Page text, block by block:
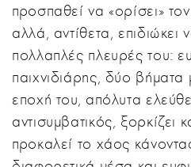
προσπαθεί να «ορίσει»
αλλά, αντίθετα, επιδιώκει
πολλαπλές πλευρές του:
παιχνιδιάρης, δύο
εποχή του, απόλυτα
αντισυμβατικός, ξορκίζει
προκαλεί το χάος